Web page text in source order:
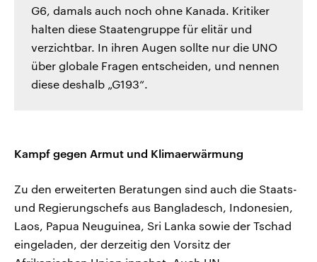
G6, damals auch noch ohne Kanada. Kritiker
halten diese Staatengruppe für elitär und
verzichtbar. In ihren Augen sollte nur die UNO
über globale Fragen entscheiden, und nennen
diese deshalb „G193“.
Kampf gegen Armut und Klimaerwärmung
Zu den erweiterten Beratungen sind auch die Staats-
und Regierungschefs aus Bangladesch, Indonesien,
Laos, Papua Neuguinea, Sri Lanka sowie der Tschad
eingeladen, der derzeitig den Vorsitz der